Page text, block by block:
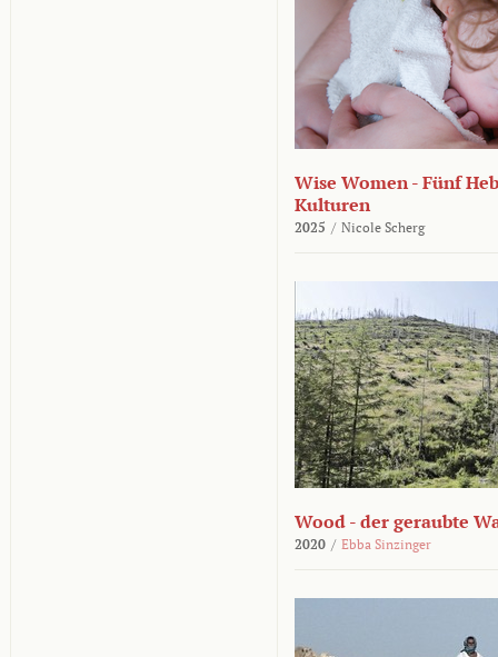
Wise Women - Fünf
Kulturen
2025 / Nicole Scherg
Wood - der geraubte
2020 / Ebba Sinzinger